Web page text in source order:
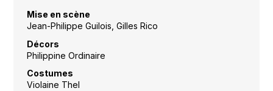
Mise en scène
Jean-Philippe Guilois, Gilles Rico
Décors
Philippine Ordinaire
Costumes
Violaine Thel